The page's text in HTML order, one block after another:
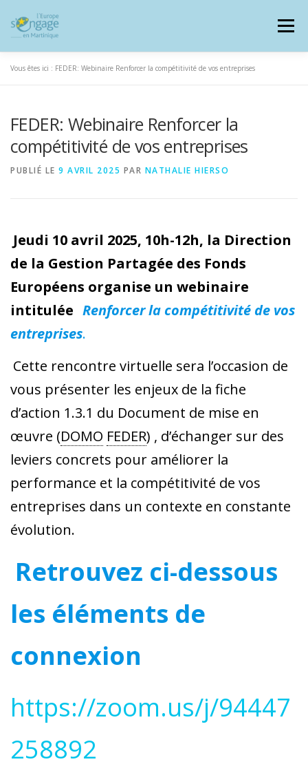
contenu
Menu
PROGRAMMES J’AI UN PROJET
RESSOURCES DOCUMENTAIRES ZOOM EUROPE
SIGNALER UNE FRAUDE
Vous êtes ici : FEDER: Webinaire Renforcer la compétitivité de vos entreprises
FEDER: Webinaire Renforcer la
compétitivité de vos entreprises
PUBLIÉ LE 9 AVRIL 2025 PAR NATHALIE HIERSO
Jeudi 10 avril 2025, 10h-12h, la Direction
de la Gestion Partagée des Fonds
Européens organise un webinaire
intitulée Renforcer la compétitivité de vos
entreprises.
Cette rencontre virtuelle sera l’occasion de
vous présenter les enjeux de la fiche
d’action 1.3.1 du Document de mise en
œuvre (DOMO FEDER) , d’échanger sur des
leviers concrets pour améliorer la
performance et la compétitivité de vos
entreprises dans un contexte en constante
évolution.
Retrouvez ci-dessous
les éléments de
connexion
https://zoom.us/j/94447
258892